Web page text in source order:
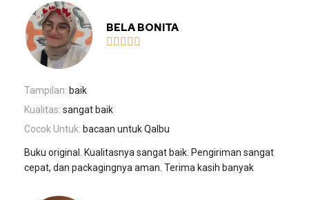
BELA BONITA
    
Tampilan: baik
Kualitas: sangat baik
Cocok Untuk: bacaan untuk Qalbu
Buku original. Kualitasnya sangat baik. Pengiriman sangat
cepat, dan packagingnya aman. Terima kasih banyak